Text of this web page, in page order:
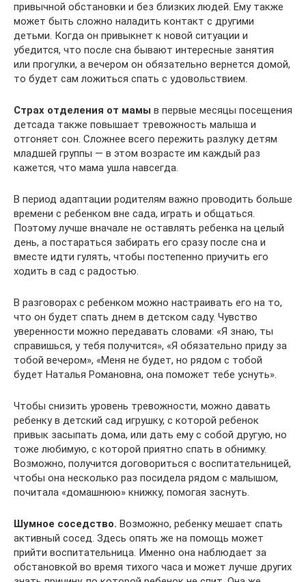
привычной обстановки и без близких людей. Ему также
может быть сложно наладить контакт с другими
детьми. Когда он привыкнет к новой ситуации и
убедится, что после сна бывают интересные занятия
или прогулки, а вечером он обязательно вернется домой,
то будет сам ложиться спать с удовольствием.
Страх отделения от мамы в первые месяцы посещения
детсада также повышает тревожность малыша и
отгоняет сон. Сложнее всего пережить разлуку детям
младшей группы — в этом возрасте им каждый раз
кажется, что мама ушла навсегда.
В период адаптации родителям важно проводить больше
времени с ребенком вне сада, играть и общаться.
Поэтому лучше вначале не оставлять ребенка на целый
день, а постараться забирать его сразу после сна и
вместе идти гулять, чтобы постепенно приучить его
ходить в сад с радостью.
В разговорах с ребенком можно настраивать его на то,
что он будет спать днем в детском саду. Чувство
уверенности можно передавать словами: «Я знаю, ты
справишься, у тебя получится», «Я обязательно приду за
тобой вечером», «Меня не будет, но рядом с тобой
будет Наталья Романовна, она поможет тебе уснуть».
Чтобы снизить уровень тревожности, можно давать
ребенку в детский сад игрушку, с которой ребенок
привык засыпать дома, или дать ему с собой другую, но
тоже любимую, с которой приятно спать в обнимку.
Возможно, получится договориться с воспитательницей,
чтобы она несколько раз посидела рядом с малышом,
почитала «домашнюю» книжку, помогая заснуть.
Шумное соседство. Возможно, ребенку мешает спать
активный сосед. Здесь опять же на помощь может
прийти воспитательница. Именно она наблюдает за
обстановкой во время тихого часа и может лучше других